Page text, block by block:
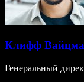
Клифф
Генеральный